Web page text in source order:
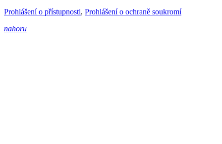
Prohlášení o přístupnosti, Prohlášení o ochraně soukromí
nahoru